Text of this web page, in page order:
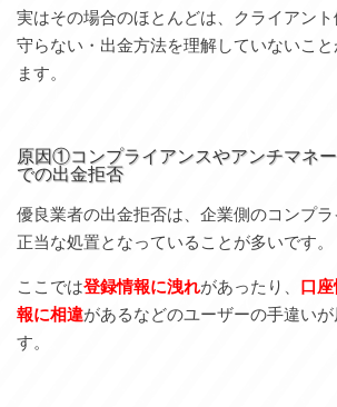
実はその場合のほとんどは、クライアン
守らない・出金方法を理解していないこ
ます。
原因①コンプライアンスやアンチマネ
での出金拒否
優良業者の出金拒否は、企業側のコンプラ
正当な処置となっていることが多いです。
ここでは登録情報に洩れがあったり、 口
報に相違があるなどのユーザーの手違い
す。